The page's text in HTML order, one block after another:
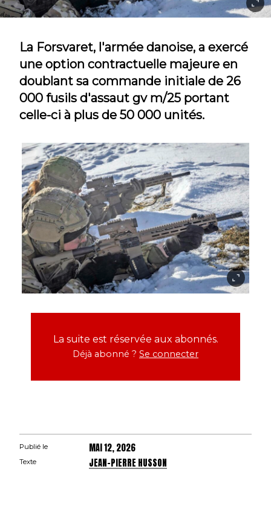
La Forsvaret, l'armée danoise, a exercé
une option contractuelle majeure en
doublant sa commande initiale de 26
000 fusils d'assaut gv m/25 portant
celle-ci à plus de 50 000 unités.
La suite est réservée aux abonnés.
Déjà abonné ? Se connecter
Publié le MAI 12, 2026
Texte JEAN-PIERRE HUSSON